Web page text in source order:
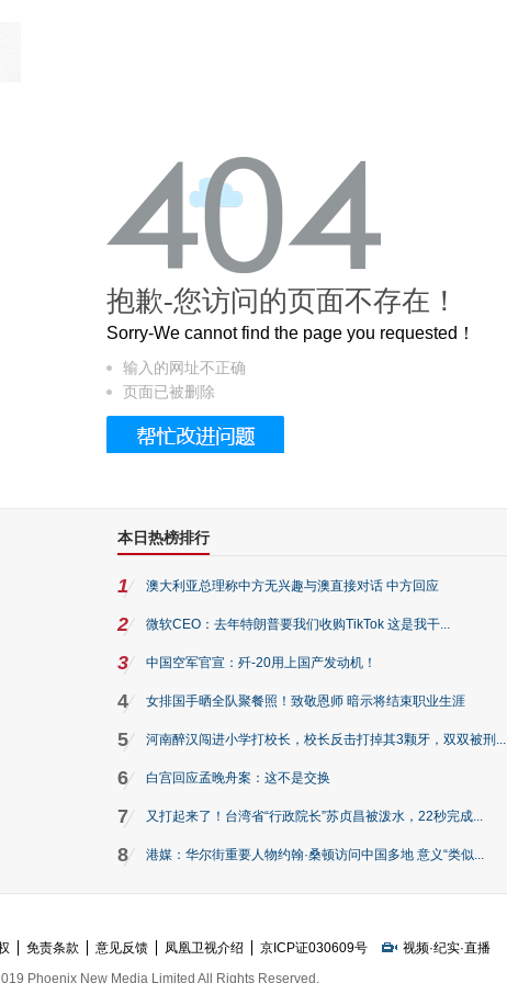
个3.2米的长卷，还原了600岁的紫禁城
抱歉-您访问的页面不存在！
Sorry-We cannot find the page you requested！
输入的网址不正确
页面已被删除
本日热榜排行
1 澳大利亚总理称中方无兴趣与澳直接对话 中方回应
2 微软CEO：去年特朗普要我们收购TikTok 这是我干...
3 中国空军官宣：歼-20用上国产发动机！
4 女排国手晒全队聚餐照！致敬恩师 暗示将结束职业生涯
5 河南醉汉闯进小学打校长，校长反击打掉其3颗牙，双双被刑...
6 白宫回应孟晚舟案：这不是交换
7 又打起来了！台湾省“行政院长”苏贞昌被泼水，22秒完成...
8 港媒：华尔街重要人物约翰·桑顿访问中国多地 意义“类似...
免责条款 意见反馈 凤凰卫视介绍 京ICP证030609号 视频·纪实·直播
Phoenix New Media Limited All Rights Reserved.